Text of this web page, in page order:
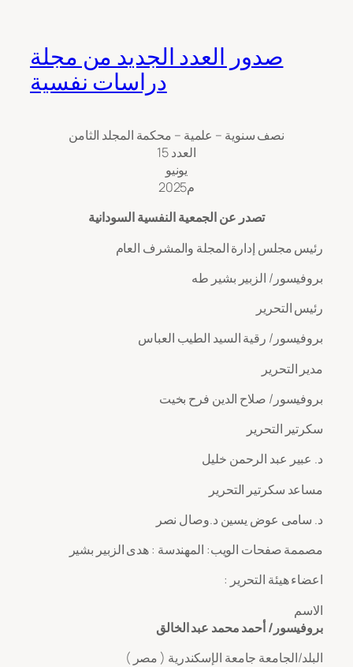
صدور العدد الجديد من مجلة
دراسات نفسية
نصف سنوية – علمية – محكمة المجلد الثامن
العدد 15
يونيو
2025م
تصدر عن الجمعية النفسية السودانية
رئيس مجلس إدارة المجلة والمشرف العام
بروفيسور/ الزبير بشير طه
رئيس التحرير
بروفيسور/ رقية السيد الطيب العباس
مدير التحرير
بروفيسور/ صلاح الدين فرح بخيت
سكرتير التحرير
د. عبير عبد الرحمن خليل
مساعد سكرتير التحرير
د. سامى عوض يسين د.وصال نصر
مصممة صفحات الويب: المهندسة : هدى الزبير بشير
: اعضاء هيئة التحرير
الاسم
بروفيسور/ أحمد محمد عبد الخالق
البلد/الجامعة جامعة الإسكندرية ( مصر )